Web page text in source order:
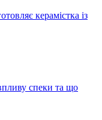
керамістка із
спеки та що